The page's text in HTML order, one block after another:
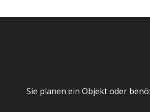
Sie planen ein Objekt oder